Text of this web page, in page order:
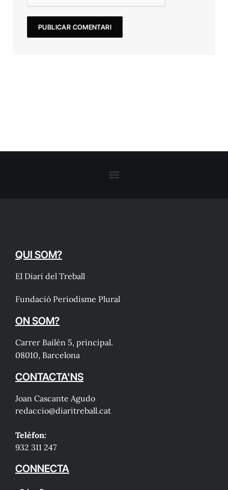
QUI SOM?
El Diari del Treball
Fundació Periodisme Plural
ON SOM?
Carrer Bailén 5, principal.
08010, Barcelona
CONTACTA'NS
Joan Cascante Agudo
redaccio@diaritreball.cat
Telèfon:
932 311 247
CONNECTA